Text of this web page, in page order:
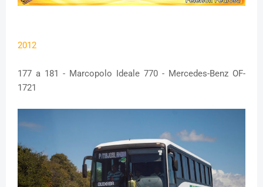
2012
177 a 181 - Marcopolo Ideale 770 - Mercedes-Benz OF-
1721